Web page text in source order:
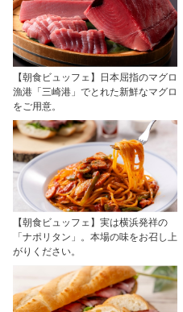
【朝食ビュッフェ】日本屈指のマグロ
漁港「三崎港」でとれた新鮮なマグロ
をご用意。
【朝食ビュッフェ】実は横浜発祥の
「ナポリタン」。本場の味をお召し上
がりください。